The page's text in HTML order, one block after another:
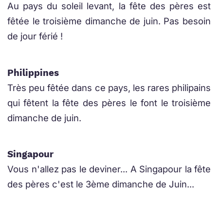
Au pays du soleil levant, la fête des pères est
fêtée le troisième dimanche de juin. Pas besoin
de jour férié !
Philippines
Très peu fêtée dans ce pays, les rares philipains
qui fêtent la fête des pères le font le troisième
dimanche de juin.
Singapour
Vous n'allez pas le deviner... A Singapour la fête
des pères c'est le 3ème dimanche de Juin...